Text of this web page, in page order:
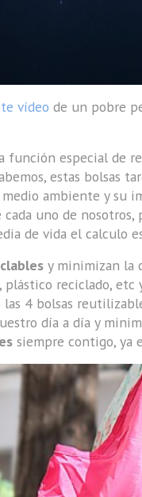
vídeo de un pobre
función especial de
estas bolsas
ambiente y su
uno de nosotros,
de vida el calculo
y minimizan la
reciclado, etc
4 bolsas
día a día y
siempre contigo, ya